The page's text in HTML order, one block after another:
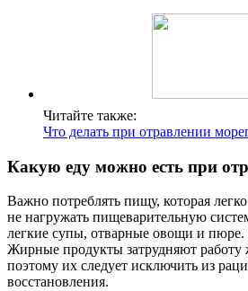
Читайте также:
Что делать при отравлении
Какую еду можно есть при
Важно потреблять пищу, которая
не нагружать пищеварительную
легкие супы, отварные овощи и
Жирные продукты затрудняют работу
поэтому их следует исключить из
восстановления.